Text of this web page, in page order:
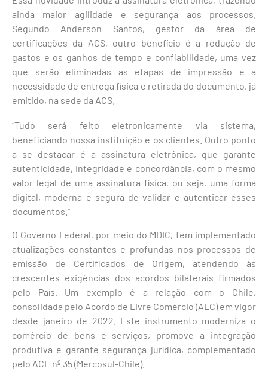
ainda maior agilidade e segurança aos processos.
Segundo Anderson Santos, gestor da área de
certificações da ACS, outro benefício é a redução de
gastos e os ganhos de tempo e confiabilidade, uma vez
que serão eliminadas as etapas de impressão e a
necessidade de entrega física e retirada do documento, já
emitido, na sede da ACS.
“Tudo será feito eletronicamente via sistema,
beneficiando nossa instituição e os clientes. Outro ponto
a se destacar é a assinatura eletrônica, que garante
autenticidade, integridade e concordância, com o mesmo
valor legal de uma assinatura física, ou seja, uma forma
digital, moderna e segura de validar e autenticar esses
documentos.”
O Governo Federal, por meio do MDIC, tem implementado
atualizações constantes e profundas nos processos de
emissão de Certificados de Origem, atendendo às
crescentes exigências dos acordos bilaterais firmados
pelo País. Um exemplo é a relação com o Chile,
consolidada pelo Acordo de Livre Comércio (ALC) em vigor
desde janeiro de 2022. Este instrumento moderniza o
comércio de bens e serviços, promove a integração
produtiva e garante segurança jurídica, complementado
pelo ACE nº 35 (Mercosul-Chile).